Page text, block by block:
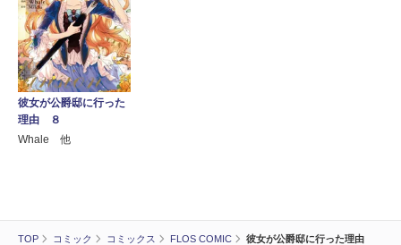
TOP コミック コミックス FLOS COMIC
彼女が公爵邸に行った理由
彼女が公爵邸に行った
理由 ８
Whale 他